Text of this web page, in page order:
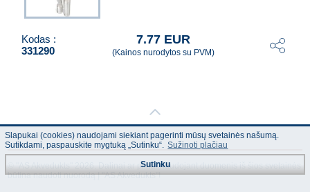
Kodas :
331290
7.77 EUR
(Kainos nurodytos su PVM)
© "AS Akvedukts" 2026. Dalinai ar pilnai naudojant duomenis iš šios svetainės
būtina naudoti nuorodą Į "AS Akvedukts"!
Slapukai (cookies) naudojami siekiant pagerinti mūsų svetainės našumą.
Sutikdami, paspauskite mygtuką „Sutinku“. Sužinoti plačiau
Sutinku